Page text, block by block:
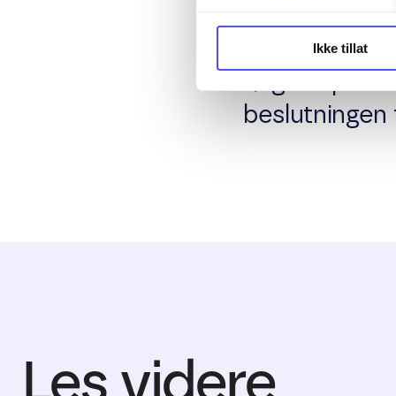
Ikke tillat
beslutningen
Les videre